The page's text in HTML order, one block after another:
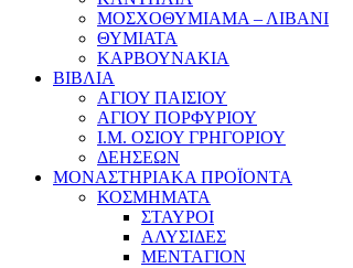
ΜΟΣΧΟΘΥΜΙΑΜΑ – ΛΙΒΑΝΙ
ΘΥΜΙΑΤΑ
ΚΑΡΒΟΥΝΑΚΙΑ
ΒΙΒΛΙΑ
ΑΓΙΟΥ ΠΑΙΣΙΟΥ
ΑΓΙΟΥ ΠΟΡΦΥΡΙΟΥ
Ι.Μ. ΟΣΙΟΥ ΓΡΗΓΟΡΙΟΥ
ΔΕΗΣΕΩΝ
ΜΟΝΑΣΤΗΡΙΑΚΑ ΠΡΟΪΟΝΤΑ
ΚΟΣΜΗΜΑΤΑ
ΣΤΑΥΡΟΙ
ΑΛΥΣΙΔΕΣ
ΜΕΝΤΑΓΙΟΝ